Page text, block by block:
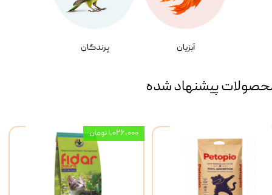
آبزیان پرندگان
پیشنهاد شده
۱,۰۲۶,۰۰۰ تومان